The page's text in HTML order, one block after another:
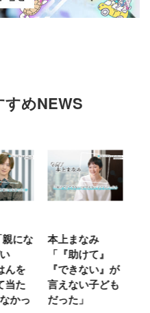
めNEWS
本上まなみ
「『助けて』
『できない』が
言えない子ども
だった」
育ては自
ヤな面に
ることが